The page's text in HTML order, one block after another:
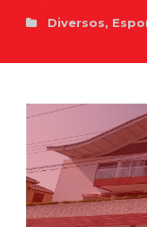
Diversos,